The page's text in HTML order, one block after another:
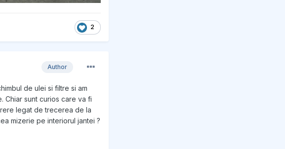
2
Author
de ulei si filtre si am
Chiar sunt curios care va fi
legat de trecerea de la
mizerie pe interiorul jantei ?